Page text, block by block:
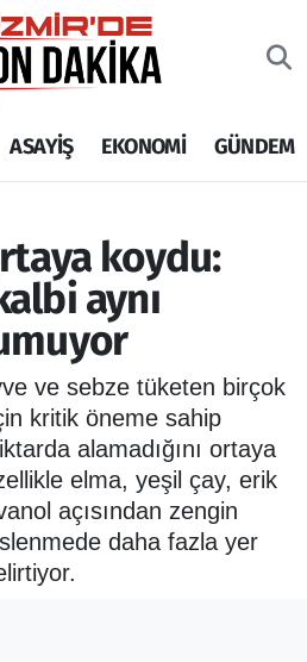
ASAYİŞ EKONOMİ GÜNDEM
koydu:
aynı
ve sebze tüketen birçok
kritik öneme sahip
alamadığını ortaya
elma, yeşil çay, erik
açısından zengin
daha fazla yer
Haritası
Fikstür